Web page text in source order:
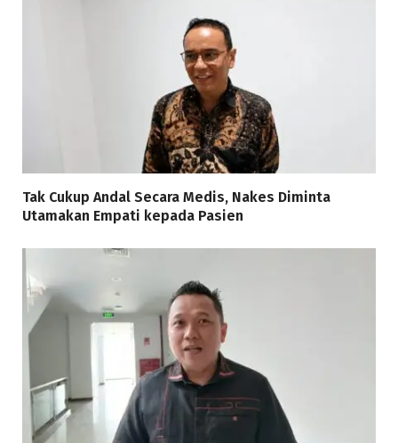
Tak Cukup Andal Secara Medis, Nakes Diminta
Utamakan Empati kepada Pasien